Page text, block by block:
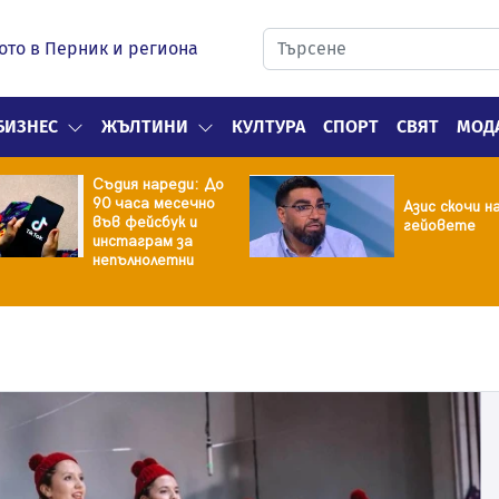
в Перник и региона
ЖЪЛТИНИ КУЛТУРА СПОРТ СВЯТ
Съдия нареди: До
90 часа месечно
във фейсбук и
инстаграм за
непълнолетни
Азис скочи
гейовете